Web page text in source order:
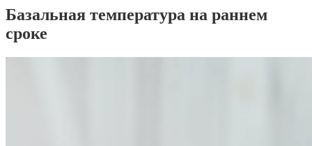
Базальная температура на раннем
сроке